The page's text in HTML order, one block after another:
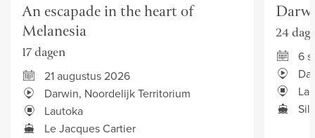
An escapade in the heart of
Melanesia
17 dagen
21 augustus 2026
Darwin, Noordelijk Territorium
Lautoka
Le Jacques Cartier
24
6